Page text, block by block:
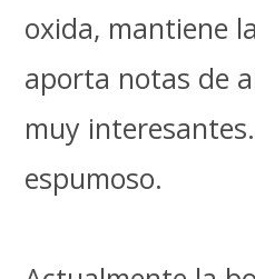
oxida, mantiene
aporta notas de
muy
espumoso.